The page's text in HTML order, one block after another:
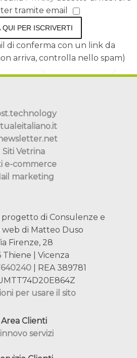
tramite email
QUI PER ISCRIVERTI
di conferma con un link da
arriva, controlla nello spam)
Siti Vetrina
e-commerce
marketing
di Consulenze e
di Matteo Duso
Firenze, 28
Thiene | Vicenza
| REA 389781
per usare il sito
Area Clienti
servizi